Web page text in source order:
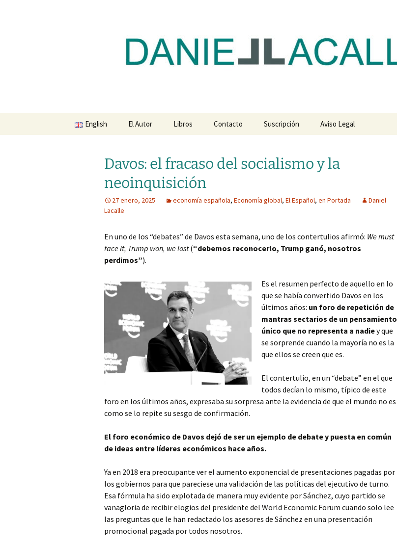
dlacalle.com
English El Autor Libros Contacto Suscripción Aviso Legal
Davos: el fracaso del socialismo y la
neoinquisición
27 enero, 2025 economía española, Economía global, El Español, en Portada
Daniel
Lacalle
En uno de los “debates” de Davos esta semana, uno de los contertulios afirmó: We must
face it, Trump won, we lost(“debemos reconocerlo, Trump ganó, nosotros
perdimos”).
Es el resumen perfecto de aquello en lo
que se había convertido Davos en los
últimos años: un foro de repetición de
mantras sectarios de un pensamiento
único que no representa a nadiey que
se sorprende cuando la mayoría no es la
que ellos se creen que es.
El contertulio, en un “debate” en el que
todos decían lo mismo, típico de este
foro en los últimos años, expresaba su sorpresa ante la evidencia de que el mundo no es
como se lo repite su sesgo de confirmación.
El foro económico de Davos dejó de ser un ejemplo de debate y puesta en común
de ideas entre líderes económicos hace años.
Ya en 2018 era preocupante ver el aumento exponencial de presentaciones pagadas por
los gobiernos para que pareciese una validación de las políticas del ejecutivo de turno.
Esa fórmula ha sido explotada de manera muy evidente por Sánchez, cuyo partido se
vanagloria de recibir elogios del presidente del World Economic Forum cuando solo lee
las preguntas que le han redactado los asesores de Sánchez en una presentación
promocional pagada por todos nosotros.